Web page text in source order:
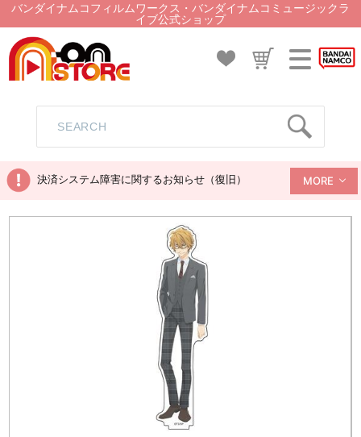
バンダイナムコフィルムワークス・バンダイナムコミュージックラ
イブ公式ショップ
決済システム障害に関するお知らせ（復旧） MORE